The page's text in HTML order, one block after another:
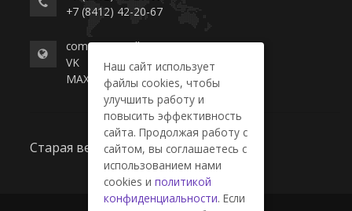
+7 (8412) 42-20-67
commerce-college.ru
VK
MAX
Старая версия сайта
Наш сайт использует
файлы cookies, чтобы
улучшить работу и
повысить эффективность
сайта. Продолжая работу с
сайтом, вы соглашаетесь с
использованием нами
cookies и политикой
конфиденциальности. Если